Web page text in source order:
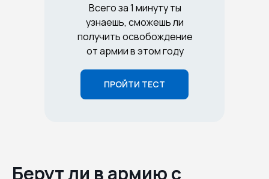
ПРОЙТИ ТЕСТ
Всего за 1 минуту ты
узнаешь, сможешь ли
получить освобождение
от армии в этом году
Берут ли в армию с